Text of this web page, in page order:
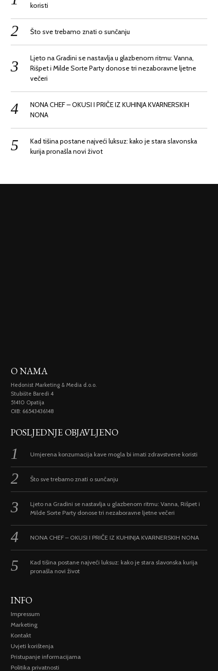
koristi
Što sve trebamo znati o sunčanju
Ljeto na Gradini se nastavlja u glazbenom ritmu: Vanna,
Rišpet i Milde Sorte Party donose tri nezaboravne ljetne
večeri
NONA CHEF – OKUSI I PRIČE IZ KUHINJA KVARNERSKIH
NONA
Kad tišina postane najveći luksuz: kako je stara slavonska
kurija pronašla novi život
O NAMA
Hedonist Marketing & Media d.o.o.
Stubište Baredi 4
51410 Opatija
OIB: 66543436148
POSLJEDNJE OBJAVLJENO
Umjerena konzumacija kave mogla bi imati zdravstvene koristi
Što sve trebamo znati o sunčanju
Ljeto na Gradini se nastavlja u glazbenom ritmu: Vanna, Rišpet i
Milde Sorte Party donose tri nezaboravne ljetne večeri
NONA CHEF – OKUSI I PRIČE IZ KUHINJA KVARNERSKIH NONA
Kad tišina postane najveći luksuz: kako je stara slavonska kurija
pronašla novi život
INFO
Impressum
Marketing
Kontakt
Uvjeti korištenja
Pristupanje informacijama
Politika privatnosti